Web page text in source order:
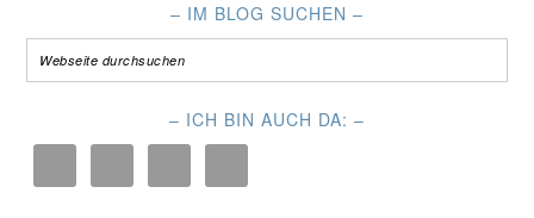
– IM BLOG SUCHEN –
– ICH BIN AUCH DA: –